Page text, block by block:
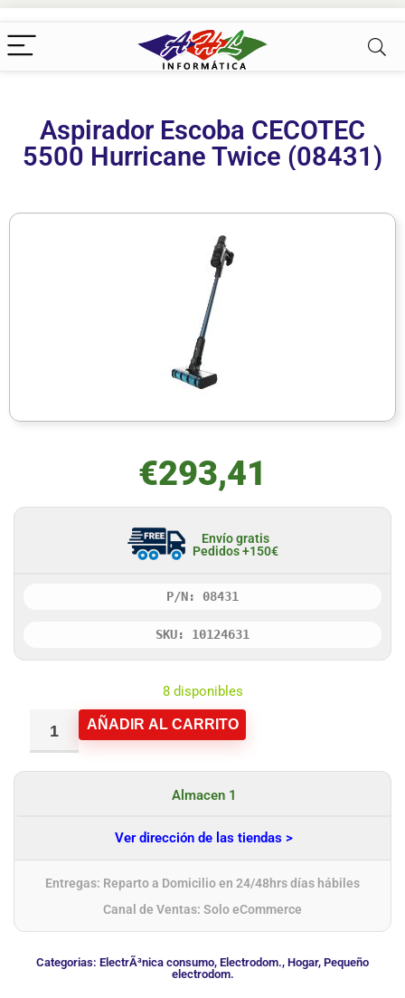
Aspirador Escoba CECOTEC
5500 Hurricane Twice (08431)
€293,41
Envío gratis
Pedidos +150€
P/N: 08431
SKU: 10124631
8 disponibles
AÑADIR AL CARRITO
Almacen 1
Ver dirección de las tiendas >
Entregas: Reparto a Domicilio en 24/48hrs días hábiles
Canal de Ventas: Solo eCommerce
Categorias: ElectrÃ³nica consumo, Electrodom., Hogar, Pequeño
electrodom.